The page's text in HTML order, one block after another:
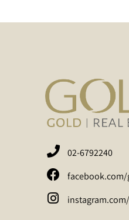
02-6792240